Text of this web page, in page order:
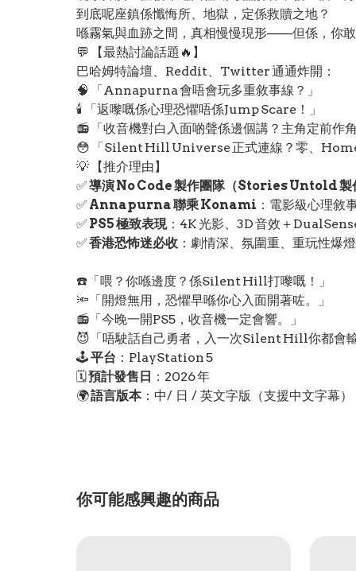
到底呢座鎮係懺悔所、地獄，定係救贖之地？
喺霧氣與血跡之間，真相慢慢現形——但係，你
💬 【最熱討論話題🔥】
巴哈姆特論壇、Reddit、Twitter 通通炸開：
🧠 「Annapurna 會唔會玩多重敘事線？」
🕯️ 「返嚟嘅係心理恐懼唔係Jump Scare！」
📻 「收音機對白入面啲聲係邊個講？主角定前作
😳 「Silent Hill Universe 正式連線？零、
💡 【推介理由】
✅導演 No Code 製作團隊（Stories Untold 製
✅ Annapurna 聯乘 Konami ：電影級心理敘
✅ PS5 極致表現：4K 光影、3D 音效＋
✅香港恐怖迷必收 ：劇情深、氛圍重、重玩性爆
☎️「喂？你喺邊度？係Silent Hill打嚟嘅！」
🔦「開燈無用，恐懼早喺你心入面開著咗。」
📻「今晚一開PS5，收音機一定會響。」
😈「唔駛話自己勇者，入一次Silent Hill你都會
🕹️平台 ：PlayStation 5
🗓️預計發售日 ：2026 年
🌍語言版本：中/ 日 / 英文字版（支援中文字幕）
你可能感興趣的商品